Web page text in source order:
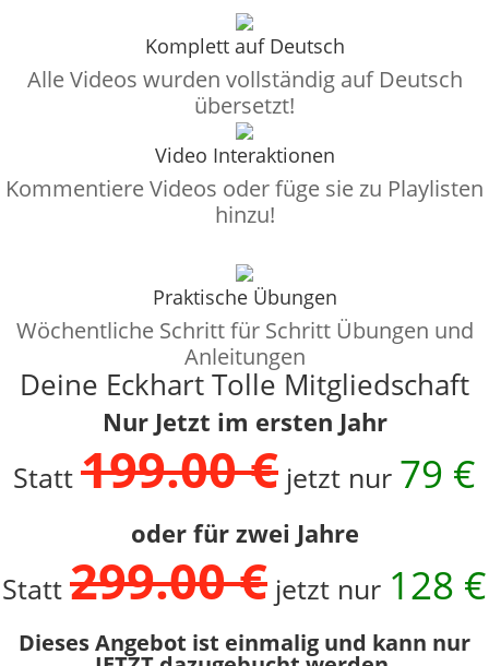
Komplett auf Deutsch
Alle Videos wurden vollständig auf Deutsch
übersetzt!
Video Interaktionen
Kommentiere Videos oder füge sie zu Playlisten
hinzu!
Praktische Übungen
Wöchentliche Schritt für Schritt Übungen und
Anleitungen
Deine Eckhart Tolle Mitgliedschaft
Nur Jetzt im ersten Jahr
Statt 199.00 € jetzt nur 79 €
oder für zwei Jahre
Statt 299.00 € jetzt nur 128 €
Dieses Angebot ist einmalig und kann nur